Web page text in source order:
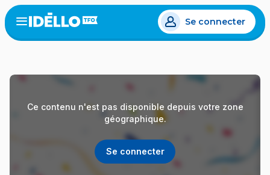
Aller
au
contenu
Open
menu
Se connecter
Ce contenu n'est pas disponible depuis votre zone
géographique.
Se connecter